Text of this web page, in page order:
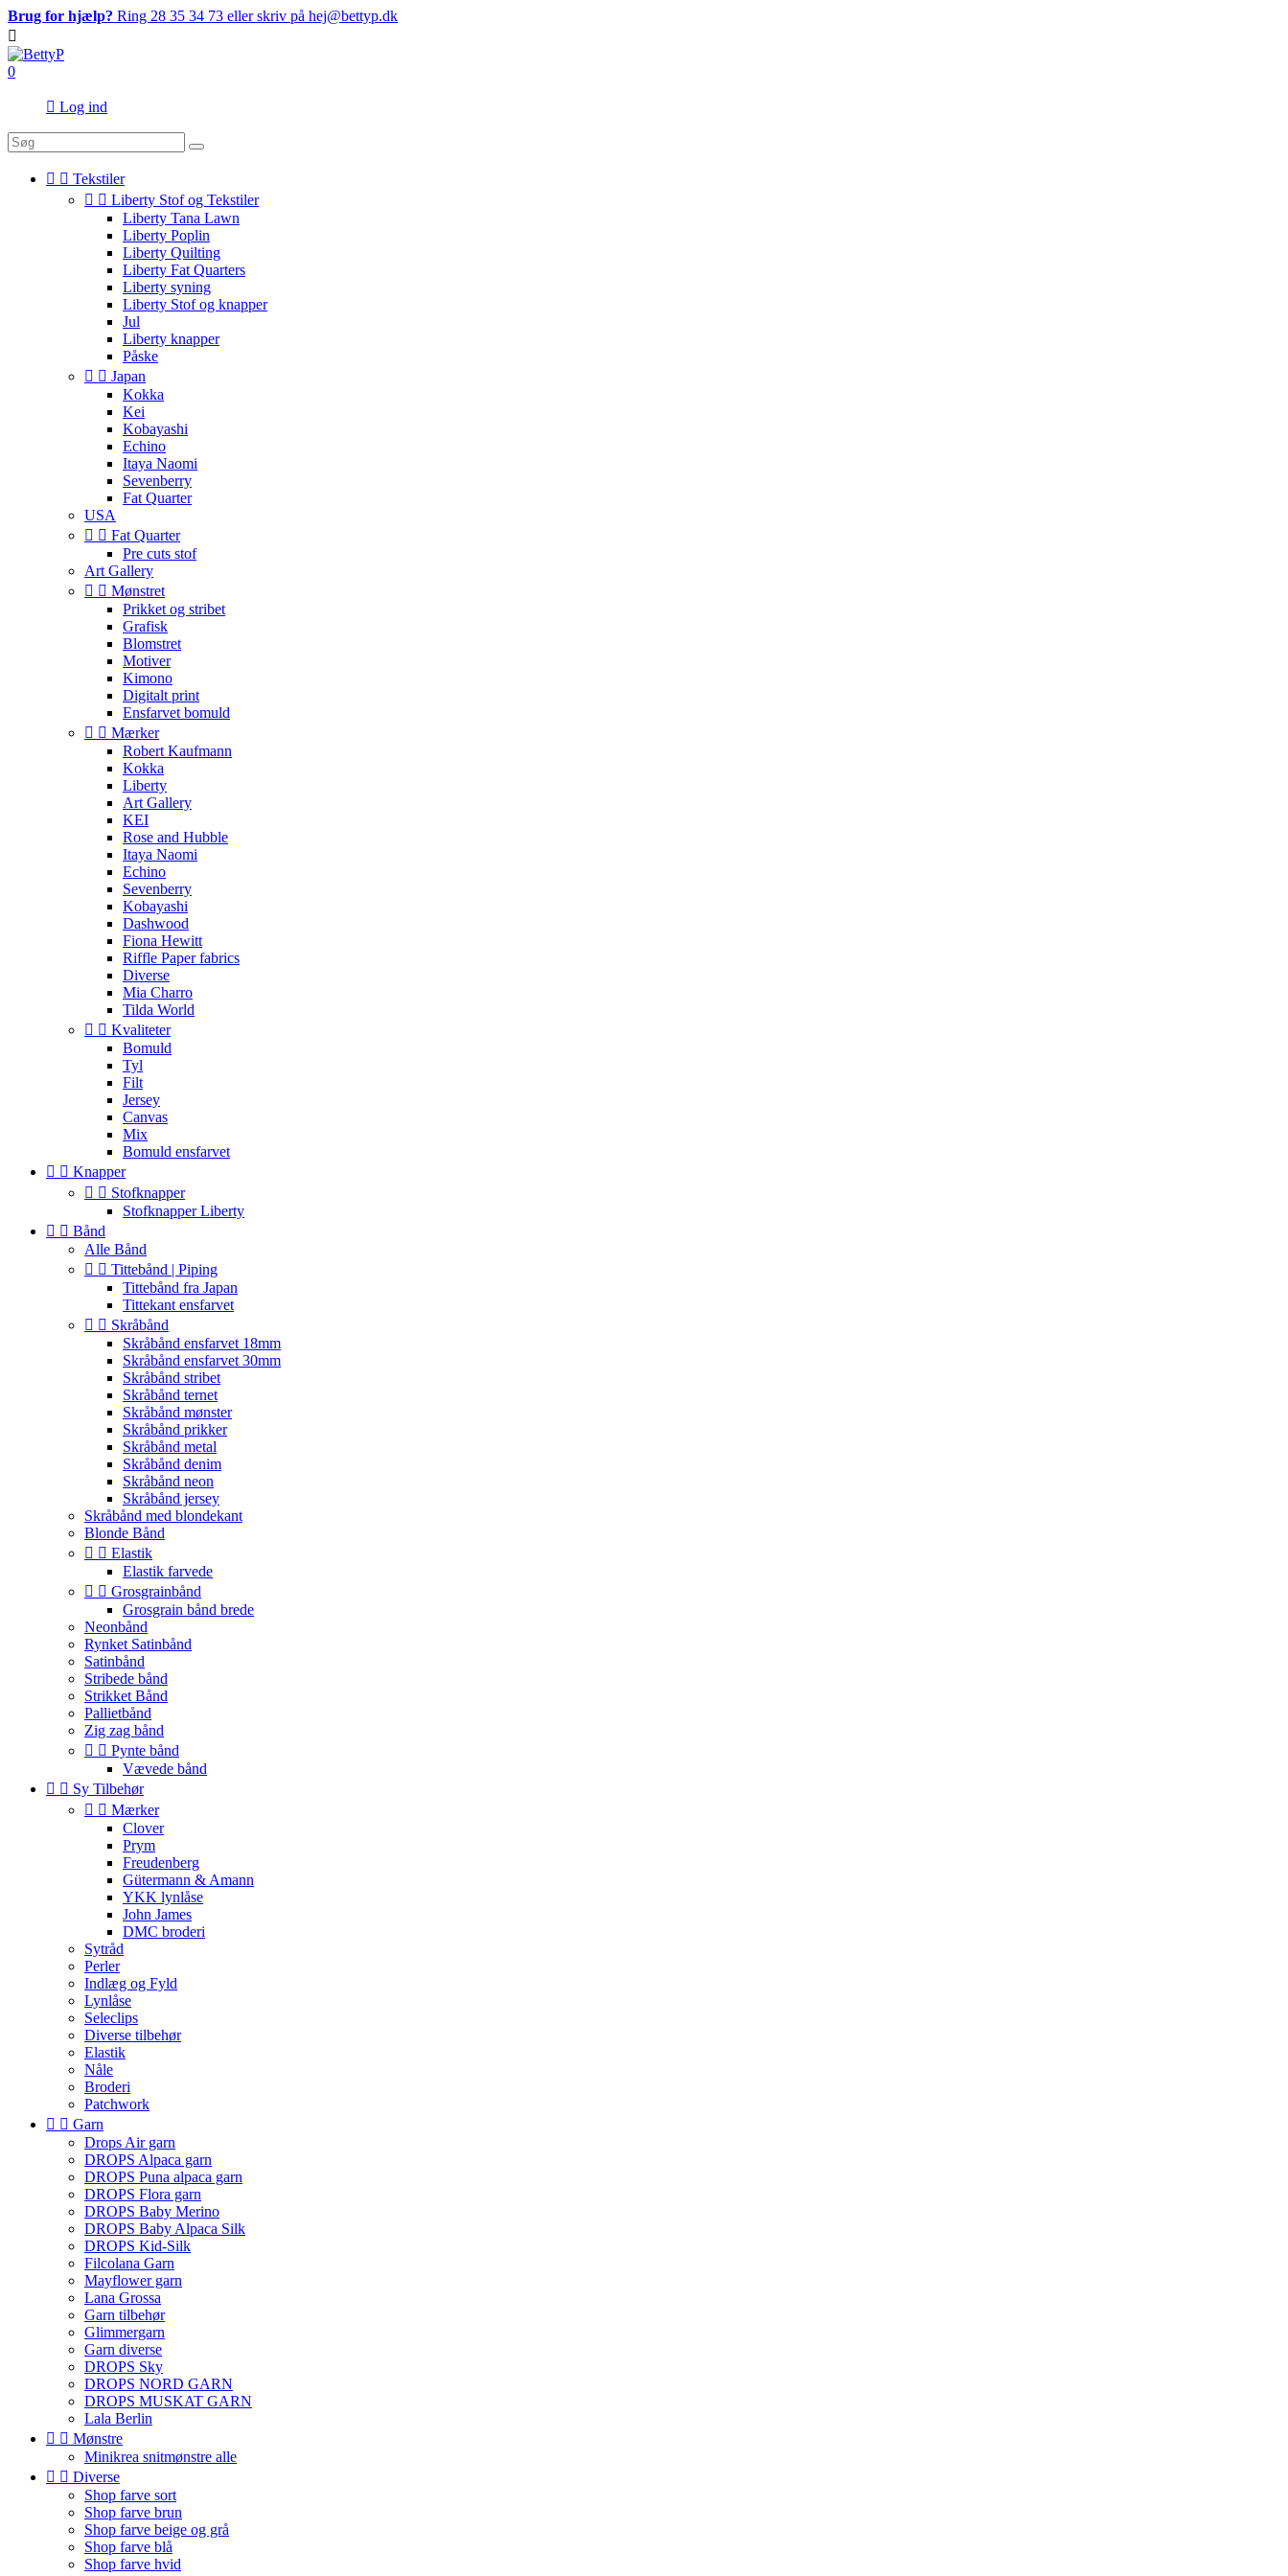
Brug for hjælp? Ring 28 35 34 73 eller skriv på hej@bettyp.dk

0
 Log ind
  Tekstiler
  Liberty Stof og Tekstiler
Liberty Tana Lawn
Liberty Poplin
Liberty Quilting
Liberty Fat Quarters
Liberty syning
Liberty Stof og knapper
Jul
Liberty knapper
Påske
  Japan
Kokka
Kei
Kobayashi
Echino
Itaya Naomi
Sevenberry
Fat Quarter
USA
  Fat Quarter
Pre cuts stof
Art Gallery
  Mønstret
Prikket og stribet
Grafisk
Blomstret
Motiver
Kimono
Digitalt print
Ensfarvet bomuld
  Mærker
Robert Kaufmann
Kokka
Liberty
Art Gallery
KEI
Rose and Hubble
Itaya Naomi
Echino
Sevenberry
Kobayashi
Dashwood
Fiona Hewitt
Riffle Paper fabrics
Diverse
Mia Charro
Tilda World
  Kvaliteter
Bomuld
Tyl
Filt
Jersey
Canvas
Mix
Bomuld ensfarvet
  Knapper
  Stofknapper
Stofknapper Liberty
  Bånd
Alle Bånd
  Tittebånd | Piping
Tittebånd fra Japan
Tittekant ensfarvet
  Skråbånd
Skråbånd ensfarvet 18mm
Skråbånd ensfarvet 30mm
Skråbånd stribet
Skråbånd ternet
Skråbånd mønster
Skråbånd prikker
Skråbånd metal
Skråbånd denim
Skråbånd neon
Skråbånd jersey
Skråbånd med blondekant
Blonde Bånd
  Elastik
Elastik farvede
  Grosgrainbånd
Grosgrain bånd brede
Neonbånd
Rynket Satinbånd
Satinbånd
Stribede bånd
Strikket Bånd
Pallietbånd
Zig zag bånd
  Pynte bånd
Vævede bånd
  Sy Tilbehør
  Mærker
Clover
Prym
Freudenberg
Gütermann & Amann
YKK lynlåse
John James
DMC broderi
Sytråd
Perler
Indlæg og Fyld
Lynlåse
Seleclips
Diverse tilbehør
Elastik
Nåle
Broderi
Patchwork
  Garn
Drops Air garn
DROPS Alpaca garn
DROPS Puna alpaca garn
DROPS Flora garn
DROPS Baby Merino
DROPS Baby Alpaca Silk
DROPS Kid-Silk
Filcolana Garn
Mayflower garn
Lana Grossa
Garn tilbehør
Glimmergarn
Garn diverse
DROPS Sky
DROPS NORD GARN
DROPS MUSKAT GARN
Lala Berlin
  Mønstre
Minikrea snitmønstre alle
  Diverse
Shop farve sort
Shop farve brun
Shop farve beige og grå
Shop farve blå
Shop farve hvid